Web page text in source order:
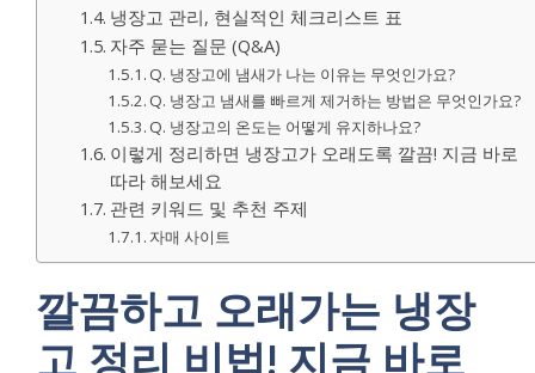
냉장고 관리, 현실적인 체크리스트 표
자주 묻는 질문 (Q&A)
Q. 냉장고에 냄새가 나는 이유는 무엇인가요?
Q. 냉장고 냄새를 빠르게 제거하는 방법은 무엇인가요?
Q. 냉장고의 온도는 어떻게 유지하나요?
이렇게 정리하면 냉장고가 오래도록 깔끔! 지금 바로
따라 해보세요
관련 키워드 및 추천 주제
자매 사이트
깔끔하고 오래가는 냉장
고 정리 비법! 지금 바로